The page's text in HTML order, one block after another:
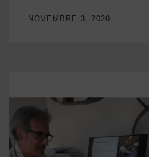
NOVEMBRE 3, 2020